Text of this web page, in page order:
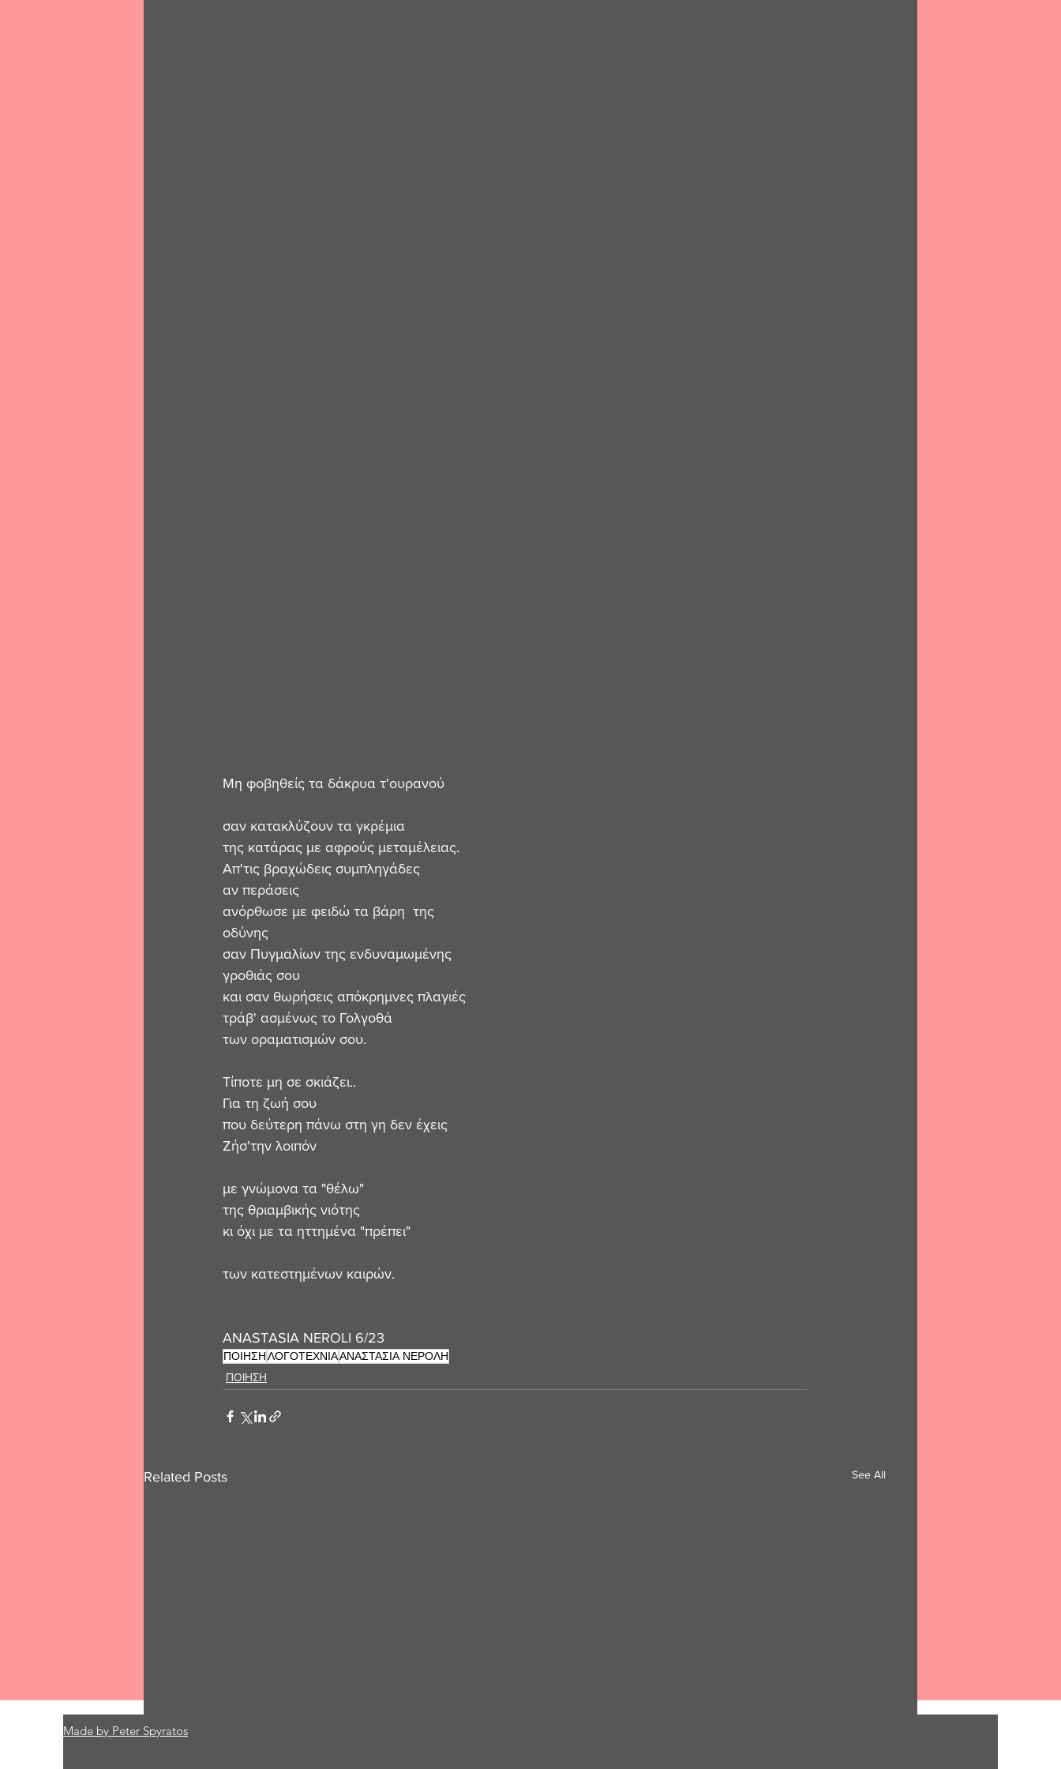
Μη φοβηθείς τα δάκρυα τ'ουρανού
σαν κατακλύζουν τα γκρέμια
της κατάρας με αφρούς μεταμέλειας.
Απ'τις βραχώδεις συμπληγάδες
αν περάσεις
ανόρθωσε με φειδώ τα βάρη  της
οδύνης
σαν Πυγμαλίων της ενδυναμωμένης
γροθιάς σου
και σαν θωρήσεις απόκρημνες πλαγιές
τράβ' ασμένως το Γολγοθά
των οραματισμών σου.
Τίποτε μη σε σκιάζει..
Για τη ζωή σου
που δεύτερη πάνω στη γη δεν έχεις
Ζήσ'την λοιπόν
με γνώμονα τα "θέλω"
της θριαμβικής νιότης
κι όχι με τα ηττημένα "πρέπει"
των κατεστημένων καιρών.
ΑNASTASIA NEROLI 6/23
ΠΟΙΗΣΗΛΟΓΟΤΕΧΝΙΑΑΝΑΣΤΑΣΙΑ ΝΕΡΟΛΗ
ΠΟΙΗΣΗ
Related Posts See All
Comments
Made by Peter Spyratos